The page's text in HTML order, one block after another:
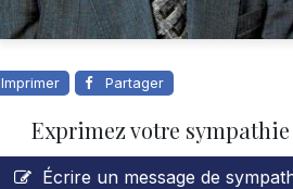
Imprimer Partager
Exprimez votre sympathie
Écrire un message de